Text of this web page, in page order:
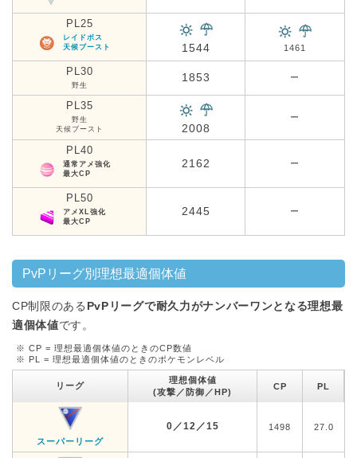
PL25
レイドボス
天候ブースト
1544 1461
PL30
野生
1853 ー
PL35
野生
天候ブースト
2008
ー
PL40
通常アメ強化
最大CP
2162 ー
PL50
アメXL強化
最大CP
2445 ー
PvPリーグ別理想最適個体値
CP制限のある PvPリーグで耐久力がナンバーワンとなる理想最
適個体値です。
※ CP = 理想最適個体値のときのCP数値
※ PL = 理想最適個体値のときのポケモンレベル
リーグ
理想個体値
(攻撃／防御／HP)
CP PL
スーパーリーグ
0／12／15 1498 27.0